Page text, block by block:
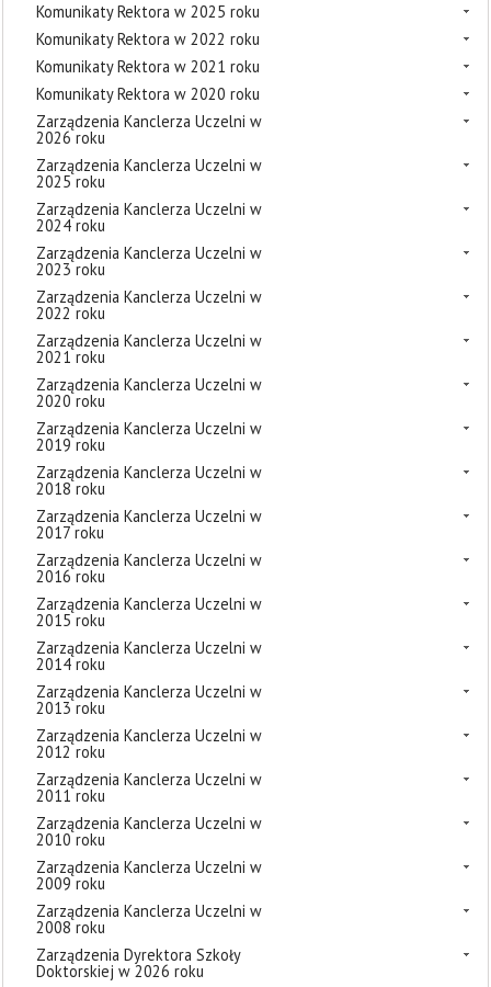
Komunikaty Rektora w 2025 roku
Komunikaty Rektora w 2022 roku
Komunikaty Rektora w 2021 roku
Komunikaty Rektora w 2020 roku
Zarządzenia Kanclerza Uczelni w
2026 roku
Zarządzenia Kanclerza Uczelni w
2025 roku
Zarządzenia Kanclerza Uczelni w
2024 roku
Zarządzenia Kanclerza Uczelni w
2023 roku
Zarządzenia Kanclerza Uczelni w
2022 roku
Zarządzenia Kanclerza Uczelni w
2021 roku
Zarządzenia Kanclerza Uczelni w
2020 roku
Zarządzenia Kanclerza Uczelni w
2019 roku
Zarządzenia Kanclerza Uczelni w
2018 roku
Zarządzenia Kanclerza Uczelni w
2017 roku
Zarządzenia Kanclerza Uczelni w
2016 roku
Zarządzenia Kanclerza Uczelni w
2015 roku
Zarządzenia Kanclerza Uczelni w
2014 roku
Zarządzenia Kanclerza Uczelni w
2013 roku
Zarządzenia Kanclerza Uczelni w
2012 roku
Zarządzenia Kanclerza Uczelni w
2011 roku
Zarządzenia Kanclerza Uczelni w
2010 roku
Zarządzenia Kanclerza Uczelni w
2009 roku
Zarządzenia Kanclerza Uczelni w
2008 roku
Zarządzenia Dyrektora Szkoły
Doktorskiej w 2026 roku